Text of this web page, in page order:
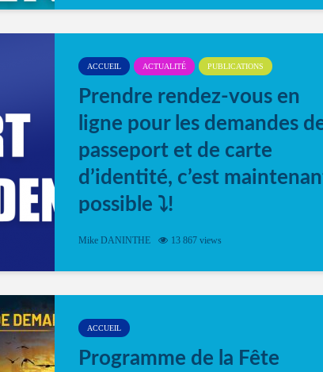
ACCUEIL ACTUALITÉ PUBLICATIONS
Prendre rendez-vous en
ligne pour les demandes
passeport et de carte
d’identité, c’est
possible ⤵️!
Mike DANINTHE 13 867 views
ACCUEIL
Programme de la Fête